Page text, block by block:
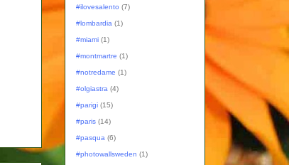
#ilovesalento (7)
#lombardia (1)
#miami (1)
#montmartre (1)
#notredame (1)
#olgiastra (4)
#parigi (15)
#paris (14)
#pasqua (6)
#photowallsweden (1)